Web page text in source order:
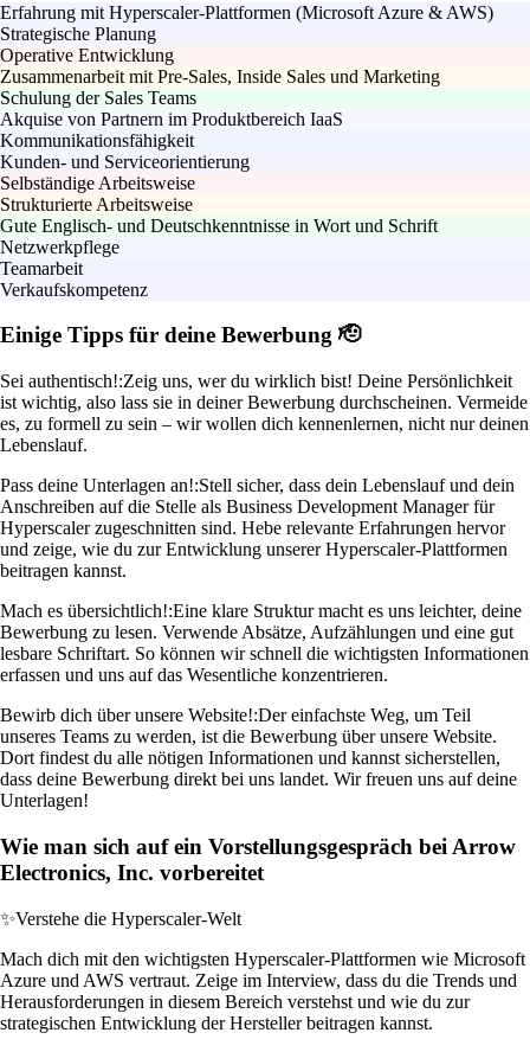
Erfahrung mit Hyperscaler-Plattformen (Microsoft Azure & AWS)
Strategische Planung
Operative Entwicklung
Zusammenarbeit mit Pre-Sales, Inside Sales und Marketing
Schulung der Sales Teams
Akquise von Partnern im Produktbereich IaaS
Kommunikationsfähigkeit
Kunden- und Serviceorientierung
Selbständige Arbeitsweise
Strukturierte Arbeitsweise
Gute Englisch- und Deutschkenntnisse in Wort und Schrift
Netzwerkpflege
Teamarbeit
Verkaufskompetenz
Einige Tipps für deine Bewerbung 🫡
Sei authentisch!:Zeig uns, wer du wirklich bist! Deine Persönlichkeit
ist wichtig, also lass sie in deiner Bewerbung durchscheinen. Vermeide
es, zu formell zu sein – wir wollen dich kennenlernen, nicht nur deinen
Lebenslauf.
Pass deine Unterlagen an!:Stell sicher, dass dein Lebenslauf und dein
Anschreiben auf die Stelle als Business Development Manager für
Hyperscaler zugeschnitten sind. Hebe relevante Erfahrungen hervor
und zeige, wie du zur Entwicklung unserer Hyperscaler-Plattformen
beitragen kannst.
Mach es übersichtlich!:Eine klare Struktur macht es uns leichter, deine
Bewerbung zu lesen. Verwende Absätze, Aufzählungen und eine gut
lesbare Schriftart. So können wir schnell die wichtigsten Informationen
erfassen und uns auf das Wesentliche konzentrieren.
Bewirb dich über unsere Website!:Der einfachste Weg, um Teil
unseres Teams zu werden, ist die Bewerbung über unsere Website.
Dort findest du alle nötigen Informationen und kannst sicherstellen,
dass deine Bewerbung direkt bei uns landet. Wir freuen uns auf deine
Unterlagen!
Wie man sich auf ein Vorstellungsgespräch bei Arrow
Electronics, Inc. vorbereitet
✨Verstehe die Hyperscaler-Welt
Mach dich mit den wichtigsten Hyperscaler-Plattformen wie Microsoft
Azure und AWS vertraut. Zeige im Interview, dass du die Trends und
Herausforderungen in diesem Bereich verstehst und wie du zur
strategischen Entwicklung der Hersteller beitragen kannst.